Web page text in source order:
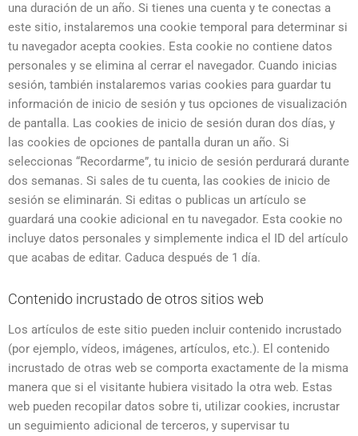
una duración de un año. Si tienes una cuenta y te conectas a
este sitio, instalaremos una cookie temporal para determinar si
tu navegador acepta cookies. Esta cookie no contiene datos
personales y se elimina al cerrar el navegador. Cuando inicias
sesión, también instalaremos varias cookies para guardar tu
información de inicio de sesión y tus opciones de visualización
de pantalla. Las cookies de inicio de sesión duran dos días, y
las cookies de opciones de pantalla duran un año. Si
seleccionas “Recordarme”, tu inicio de sesión perdurará durante
dos semanas. Si sales de tu cuenta, las cookies de inicio de
sesión se eliminarán. Si editas o publicas un artículo se
guardará una cookie adicional en tu navegador. Esta cookie no
incluye datos personales y simplemente indica el ID del artículo
que acabas de editar. Caduca después de 1 día.
Contenido incrustado de otros sitios web
Los artículos de este sitio pueden incluir contenido incrustado
(por ejemplo, vídeos, imágenes, artículos, etc.). El contenido
incrustado de otras web se comporta exactamente de la misma
manera que si el visitante hubiera visitado la otra web. Estas
web pueden recopilar datos sobre ti, utilizar cookies, incrustar
un seguimiento adicional de terceros, y supervisar tu